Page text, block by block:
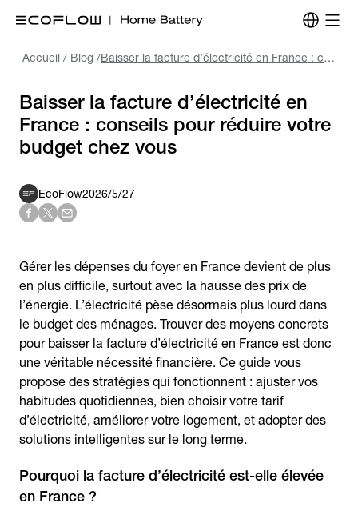
Accueil / Blog / Baisser la facture d’électricité en France : conseils pour réduire votre budget chez vous
Baisser la facture d’électricité en
France : conseils pour réduire votre
budget chez vous
EcoFlow2026/5/27
Gérer les dépenses du foyer en France devient de plus
en plus difficile, surtout avec la hausse des prix de
l’énergie. L’électricité pèse désormais plus lourd dans
le budget des ménages. Trouver des moyens concrets
pour baisser la facture d’électricité en France est donc
une véritable nécessité financière. Ce guide vous
propose des stratégies qui fonctionnent : ajuster vos
habitudes quotidiennes, bien choisir votre tarif
d’électricité, améliorer votre logement, et adopter des
solutions intelligentes sur le long terme.
Pourquoi la facture d’électricité est-elle élevée
en France ?